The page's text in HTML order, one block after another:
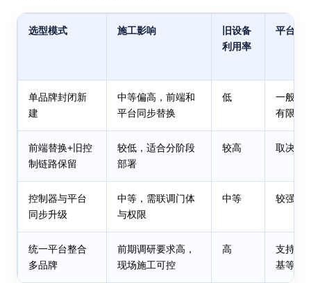
选型模式 施工影响
旧设备
利用率
平台统
单品牌封闭新
建
中等偏高，前端和
平台同步替换
低
一般，
有限
前端替换+旧控
制链路保留
较低，适合分阶段
部署
较高 取决于
控制器与平台
同步升级
中等，需联调门体
与权限
中等 较强，
统一平台整合
多品牌
前期调研要求高，
现场施工可控
高
支持海
基等主